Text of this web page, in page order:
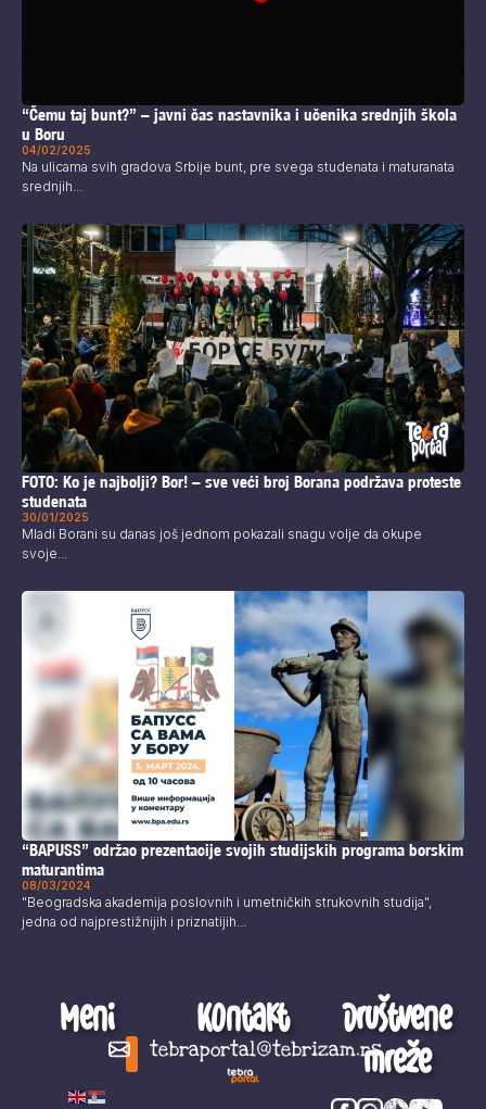
“Čemu taj bunt?” – javni čas nastavnika i učenika srednjih škola
u Boru
04/02/2025
Na ulicama svih gradova Srbije bunt, pre svega studenata i maturanata
srednjih...
FOTO: Ko je najbolji? Bor! – sve veći broj Borana podržava proteste
studenata
30/01/2025
Mladi Borani su danas još jednom pokazali snagu volje da okupe
svoje...
“BAPUSS” održao prezentacije svojih studijskih programa borskim
maturantima
08/03/2024
"Beogradska akademija poslovnih i umetničkih strukovnih studija",
jedna od najprestižnijih i priznatijih...
Meni Kontakt
tebraportal@tebrizam.rs
Društvene
mreže